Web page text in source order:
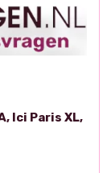
Ici Paris XL,